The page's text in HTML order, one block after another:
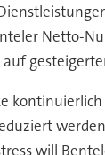
Netto-
will